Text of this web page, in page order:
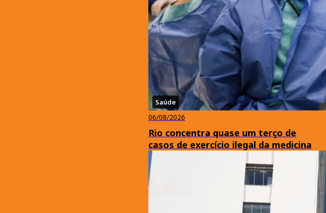
Saúde
06/08/2026
Rio concentra quase um terço de
casos de exercício ilegal da medicina